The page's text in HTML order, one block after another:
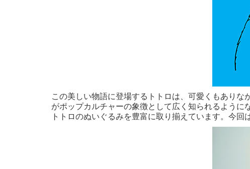
この美しい物語に登場するトトロは、可愛くもあり
がポップカルチャーの象徴として広く知られるよう
トトロのぬいぐるみを豊富に取り揃えています。今回